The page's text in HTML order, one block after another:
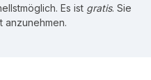
Es ist gratis. Sie